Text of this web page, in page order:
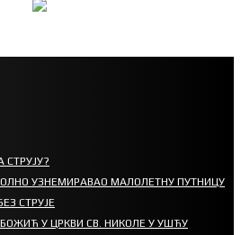
УЗНЕМИРАВАО МАЛОЛЕТНУ ПУТНИЦУ
СТРУЈЕ
У ЦРКВИ СВ. НИКОЛЕ У УШЋУ